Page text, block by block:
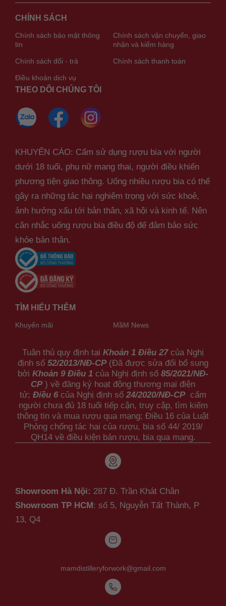
CHÍNH SÁCH
Chính sách bảo mật thông
tin
Chính sách vận chuyển, giao
nhận và kiểm hàng
Chính sách đổi - trả Chính sách thanh toán
Điều khoản dịch vụ
THEO DÕI CHÚNG TÔI
KHUYẾN CÁO: Cấm sử dụng rượu bia với người
dưới 18 tuổi, phụ nữ mang thai, người điều khiển
phương tiện giao thông. Uống nhiều rượu bia có thể
gây ra những tác hại nghiêm trọng với sức khoẻ,
ảnh hưởng xấu tới bản thân, xã hội và kinh tế. Nên
cân nhắc uống rượu bia điều độ để đảm bảo sức
khỏe bản thân.
TÌM HIỂU THÊM
Khuyến mãi MầM News
Tuân thủ quy định tại Khoản 1 Điều 27của Nghị
định số 52/2013/NĐ-CP(Đã được sửa đổi bổ sung
bởi Khoản 9 Điều 1 của Nghị định số 85/2021/NĐ-
CP) về đăng ký hoạt động thương mại điện
tử; Điều 6 của Nghị định số 24/2020/NĐ-CPcấm
người chưa đủ 18 tuổi tiếp cận, truy cập, tìm kiếm
thông tin và mua rượu qua mạng; Điều 16 của Luật
Phòng chống tác hại của rượu, bia số 44/ 2019/
QH14 về điều kiện bán rượu, bia qua mạng.
Showroom Hà Nội: 287 Đ. Trần Khát Chân
Showroom TP HCM : số 5, Nguyễn Tất Thành, P
13, Q4
mamdistilleryforwork@gmail.com